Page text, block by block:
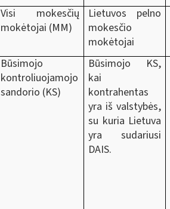
Visi mokesčių
mokėtojai (MM)
Lietuvos pelno
mokesčio
mokėtojai
Būsimojo
kontroliuojamojo
sandorio (KS)
Būsimojo KS,
kai
kontrahentas
yra iš valstybės,
su kuria Lietuva
yra sudariusi
DAIS.